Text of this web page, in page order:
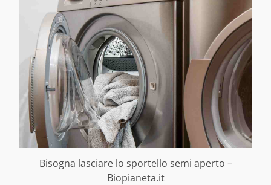
Bisogna lasciare lo sportello semi aperto –
Biopianeta.it